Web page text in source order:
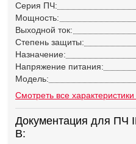
Серия ПЧ:
Мощность:
Выходной ток:
Степень защиты:
Назначение:
Напряжение питания:
Модель:
Смотреть все
Документация для ПЧ
B: